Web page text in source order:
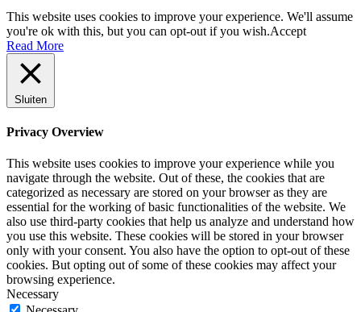
This website uses cookies to improve your experience. We'll assume
you're ok with this, but you can opt-out if you wish.Accept
Read More
Sluiten
Privacy Overview
This website uses cookies to improve your experience while you
navigate through the website. Out of these, the cookies that are
categorized as necessary are stored on your browser as they are
essential for the working of basic functionalities of the website. We
also use third-party cookies that help us analyze and understand how
you use this website. These cookies will be stored in your browser
only with your consent. You also have the option to opt-out of these
cookies. But opting out of some of these cookies may affect your
browsing experience.
Necessary